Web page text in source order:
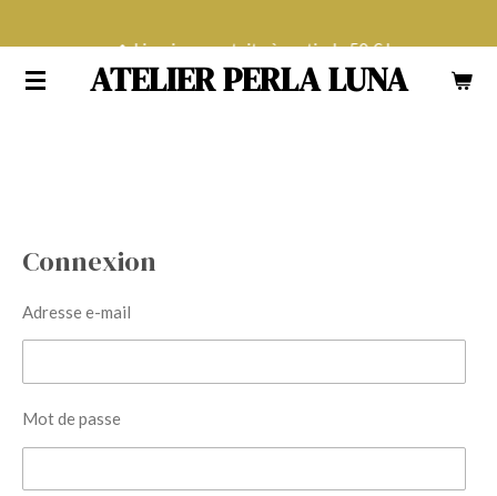
contenu
ATELIER PERLA LUNA
Livraison gratuite à partir de 50 € !
Connexion
Adresse e-mail
Mot de passe